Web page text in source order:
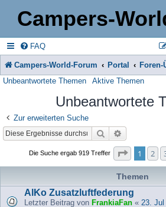
Campers-
FAQ
Campers-World-Forum Portal Foren-
Unbeantwortete Themen Aktive Themen
Unbeantwortete
Zur erweiterten Suche
Suche
Die Suche ergab 919 Treffer Seite
1 2
Themen
AlKo Zusatzluftfederung
Letzter Beitrag von FrankiaFan « 23. Jul